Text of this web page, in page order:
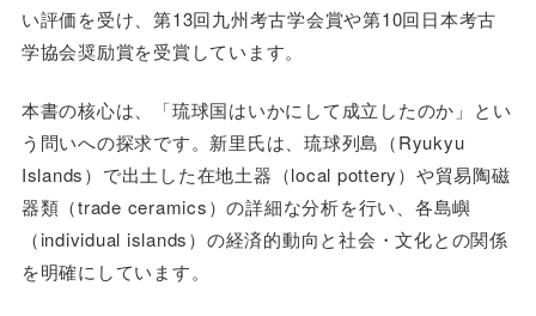
い評価を受け、第13回九州考古学会賞や第10回日本考古
学協会奨励賞を受賞しています。
本書の核心は、「琉球国はいかにして成立したのか」とい
う問いへの探求です。新里氏は、琉球列島（Ryukyu
Islands）で出土した在地土器（local pottery）や貿易陶磁
器類（trade ceramics）の詳細な分析を行い、各島嶼
（individual islands）の経済的動向と社会・文化との関係
を明確にしています。